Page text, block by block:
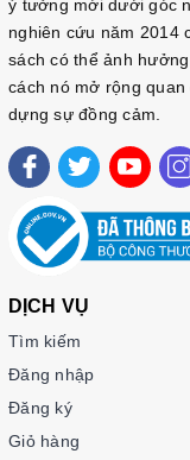
ý tưởng mới dưới góc
nghiên cứu năm 2014
sách có thể ảnh
cách nó mở rộng
dựng sự đồng cảm.
DỊCH VỤ
Tìm kiếm
Đăng nhập
Đăng ký
Giỏ hàng